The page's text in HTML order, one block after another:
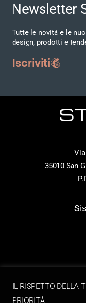
Newsletter
Tutte le novità e le
design, prodotti e
Iscriviti
35010 San
IL RISPETTO DELLA
PRIORITÀ